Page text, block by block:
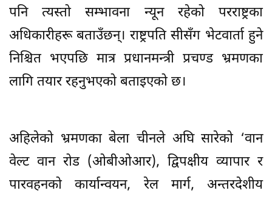
पनि त्यस्तो सम्भावना न्यून रहेको परराष्ट्रका
अधिकारीहरू बताउँछन्। राष्ट्रपति सीसँग भेटवार्ता हुने
निश्चित भएपछि मात्र प्रधानमन्त्री प्रचण्ड भ्रमणका
लागि तयार रहनुभएको बताइएको छ।
अहिलेको भ्रमणका बेला चीनले अघि सारेको ‘वान
वेल्ट वान रोड (ओबीओआर), द्विपक्षीय व्यापार र
पारवहनको कार्यान्वयन, रेल मार्ग, अन्तरदेशीय